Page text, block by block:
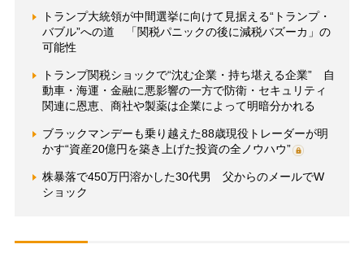
トランプ大統領が中間選挙に向けて見据える“トランプ・
バブル”への道 「関税パニックの後に減税バズーカ」の
可能性
トランプ関税ショックで“沈む企業・持ち堪える企業” 自
動車・海運・金融に悪影響の一方で防衛・セキュリティ
関連に恩恵、商社や製薬は企業によって明暗分かれる
ブラックマンデーも乗り越えた88歳現役トレーダーが明
かす“資産20億円を築き上げた投資の全ノウハウ”
株暴落で450万円溶かした30代男 父からのメールでW
ショック